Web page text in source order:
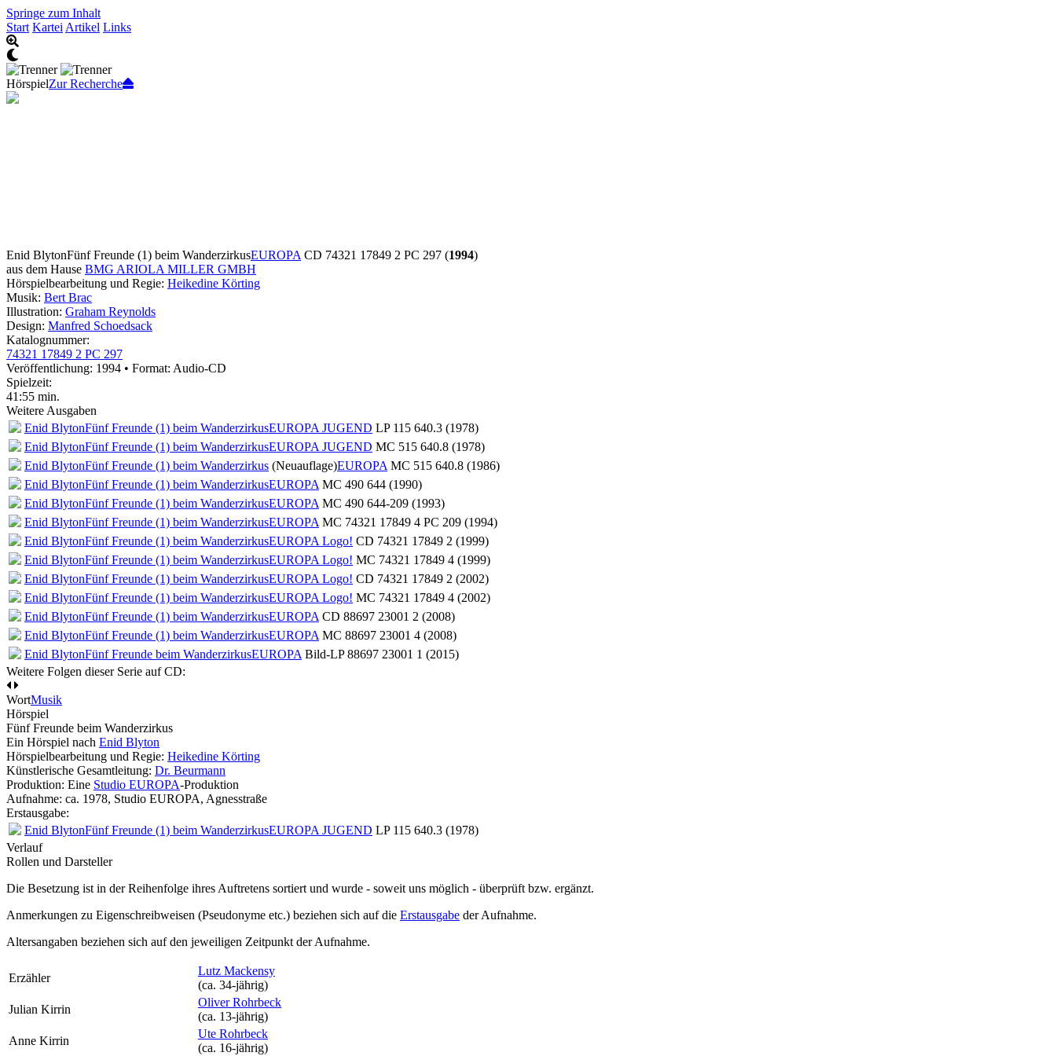
Springe zum Inhalt
Start Kartei Artikel Links
HörspielZur Recherche
Enid BlytonFünf Freunde (1) beim WanderzirkusEUROPA CD 74321 17849 2 PC 297 (1994)
aus dem Hause BMG ARIOLA MILLER GMBH
Hörspielbearbeitung und Regie: Heikedine Körting
Musik: Bert Brac
Illustration: Graham Reynolds
Design: Manfred Schoedsack
Katalognummer:
74321 17849 2 PC 297
Veröffentlichung: 1994 • Format: Audio-CD
Spielzeit:
41:55 min.
Weitere Ausgaben
Enid BlytonFünf Freunde (1) beim WanderzirkusEUROPA JUGEND LP 115 640.3 (1978)
Enid BlytonFünf Freunde (1) beim WanderzirkusEUROPA JUGEND MC 515 640.8 (1978)
Enid BlytonFünf Freunde (1) beim Wanderzirkus (Neuauflage)EUROPA MC 515 640.8 (1986)
Enid BlytonFünf Freunde (1) beim WanderzirkusEUROPA MC 490 644 (1990)
Enid BlytonFünf Freunde (1) beim WanderzirkusEUROPA MC 490 644-209 (1993)
Enid BlytonFünf Freunde (1) beim WanderzirkusEUROPA MC 74321 17849 4 PC 209 (1994)
Enid BlytonFünf Freunde (1) beim WanderzirkusEUROPA Logo! CD 74321 17849 2 (1999)
Enid BlytonFünf Freunde (1) beim WanderzirkusEUROPA Logo! MC 74321 17849 4 (1999)
Enid BlytonFünf Freunde (1) beim WanderzirkusEUROPA Logo! CD 74321 17849 2 (2002)
Enid BlytonFünf Freunde (1) beim WanderzirkusEUROPA Logo! MC 74321 17849 4 (2002)
Enid BlytonFünf Freunde (1) beim WanderzirkusEUROPA CD 88697 23001 2 (2008)
Enid BlytonFünf Freunde (1) beim WanderzirkusEUROPA MC 88697 23001 4 (2008)
Enid BlytonFünf Freunde beim WanderzirkusEUROPA Bild-LP 88697 23001 1 (2015)
Weitere Folgen dieser Serie auf CD:
WortMusik
Hörspiel
Fünf Freunde beim Wanderzirkus
Ein Hörspiel nach Enid Blyton
Hörspielbearbeitung und Regie: Heikedine Körting
Künstlerische Gesamtleitung: Dr. Beurmann
Produktion: Eine Studio EUROPA-Produktion
Aufnahme: ca. 1978, Studio EUROPA, Agnesstraße
Erstausgabe:
Enid BlytonFünf Freunde (1) beim WanderzirkusEUROPA JUGEND LP 115 640.3 (1978)
Verlauf
Rollen und Darsteller
Die Besetzung ist in derReihenfolge ihres Auftretens sortiert und wurde - soweit uns möglich - überprüft bzw. ergänzt.
Anmerkungen zu Eigenschreibweisen (Pseudonyme etc.) beziehen sich auf die Erstausgabe der Aufnahme.
Altersangaben beziehen sich auf den jeweiligen Zeitpunkt der Aufnahme.
Erzähler
Lutz Mackensy
(ca. 34‑jährig)
Julian Kirrin
Oliver Rohrbeck
(ca. 13‑jährig)
Anne Kirrin
Ute Rohrbeck
(ca. 16‑jährig)